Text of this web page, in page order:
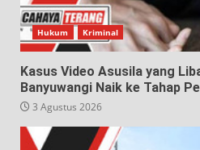
Hukum Kriminal
Kasus Video Asusila yang
Banyuwangi Naik ke Tahap
3 Agustus 2026